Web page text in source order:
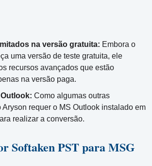
na versão gratuita: Embora o
uma versão de teste gratuita, ele
recursos avançados que estão
na versão paga.
Como algumas outras
Aryson requer o MS Outlook instalado em
realizar a conversão.
Softaken PST para MSG